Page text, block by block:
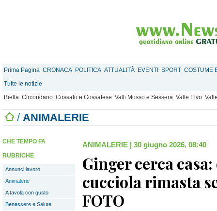
Prima Pagina CRONACA POLITICA ATTUALITÀ EVENTI SPORT COSTUME
Tutte le notizie
Biella Circondario Cossato e Cossatese Valli Mosso e Sessera Valle Elvo
/ ANIMALERIE
CHE TEMPO FA
RUBRICHE
Annunci lavoro
Animalerie
A tavola con gusto
Benessere e Salute
ANIMALERIE | 30 giugno 2026, 08:40
Ginger cerca
cucciola rimasta
FOTO